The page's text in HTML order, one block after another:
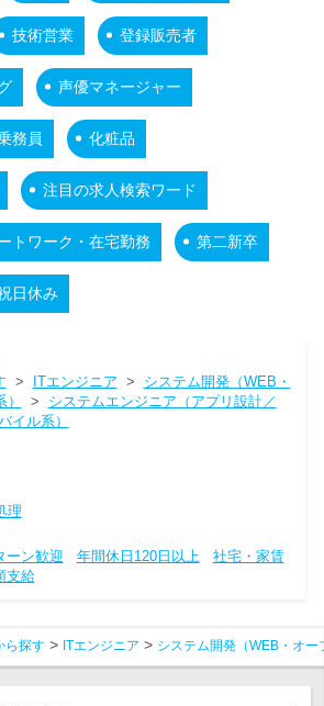
技術営業 登録販売者
声優マネージャー
務員 化粧品
注目の求人検索ワード
トワーク・在宅勤務 第二新卒
日休み
> ITエンジニア > システム開発（WEB・
> システムエンジニア（アプリ設計／
イル系）
理
ーン歓迎 年間休日120日以上
社宅・家賃
支給
ら探す ITエンジニア システム開発（WEB・オ